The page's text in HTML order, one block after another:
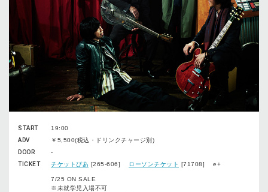
START
19:00
ADV
￥5,500(税込・ドリンクチャージ別)
DOOR
-
TICKET
チケットぴあ [265-606] ローソンチケット [71708] e+
7/25 ON SALE
※未就学児入場不可